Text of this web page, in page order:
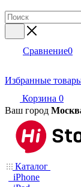
Сравнение0
Избранные
Корзина 0
Ваш город
Каталог
iPhone